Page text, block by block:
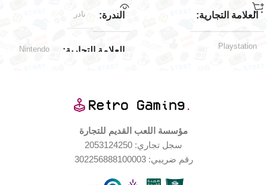
العلامة التجارية
Playstation
مستخدم بحالة جيدة جدا
حالة ممتازة
اليابان
الندرة نادر
العلامة التجارية Nintendo
حالة المنتج
مؤسسة اللعب القديم للتجارة
سجل تجاري: 2053124250
رقم ضريبي: 302256888100003